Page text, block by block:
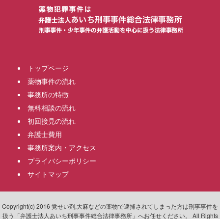
トップページ
薬物事件の流れ
事務所の特徴
無料相談の流れ
初回接見の流れ
弁護士費用
事務所案内・アクセス
プライバシーポリシー
サイトマップ
Copyright(c) 2016 覚せい剤,大麻などの薬物で逮捕されてしまった方は刑事事件を
扱う「弁護士法人あいち刑事事件総合法律事務所」へお任せください。 All Rights